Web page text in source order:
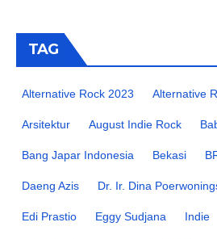
TAG
Alternative Rock 2023 Alternative
Arsitektur August Indie Rock
Bang Japar Indonesia Bekasi
Daeng Azis Dr. Ir. Dina
Edi Prastio Eggy Sudjana Indie